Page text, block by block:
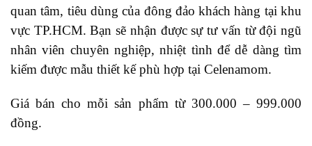
quan tâm, tiêu dùng của đông đảo khách hàng tại khu
vực TP.HCM. Bạn sẽ nhận được sự tư vấn từ đội ngũ
nhân viên chuyên nghiệp, nhiệt tình để dễ dàng tìm
kiếm được mẫu thiết kế phù hợp tại Celenamom.
Giá bán cho mỗi sản phẩm từ 300.000 – 999.000
đồng.